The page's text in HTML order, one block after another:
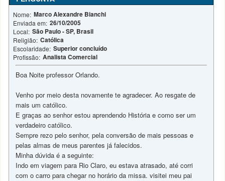
Nome: Marco Alexandre Bianchi
Enviada em: 26/10/2005
Local: São Paulo - SP, Brasil
Religião: Católica
Escolaridade: Superior concluído
Profissão: Analista Comercial
Boa Noite professor Orlando.
Venho por meio desta novamente te agradecer. Ao resgate de
mais um católico.
E graças ao senhor estou aprendendo História e como ser um
verdadeiro católico.
Sempre rezo pelo senhor, pela conversão de mais pessoas e
pelas almas de meus parentes já falecidos.
Minha dúvida é a seguinte:
Indo em viagem para Rio Claro, eu estava atrasado, até corri
com o carro para chegar no horário da missa. visitei meu pai